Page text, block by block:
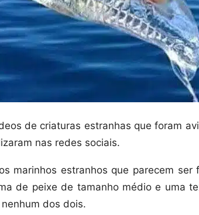
de criaturas estranhas que foram
nas redes sociais.
marinhos estranhos que parecem
de peixe de tamanho médio e uma
dos dois.